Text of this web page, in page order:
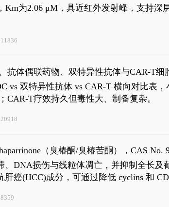
而实现活体动物模型中极低给药剂量下
Km为2.06 μM，具近红外发射峰，支持
11836
抗体偶联药物、双特异性抗体与CAR-T细
vs 双特异性抗体 vs CAR-T 横向对比表
T疗效持久但毒性大、制备复杂。
20918
（臭椿酮/臭椿苦酮），CAS No.
DNA损伤与线粒体凋亡，并抑制全长及
肝癌(HCC)成分，可通过降低 cyclins 和
组成型活性截断AR剪接变体(AR-Vs,
8359